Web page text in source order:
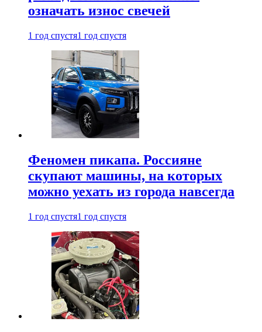
означать износ свечей
1 год спустя1 год спустя
Феномен пикапа. Россияне
скупают машины, на которых
можно уехать из города навсегда
1 год спустя1 год спустя